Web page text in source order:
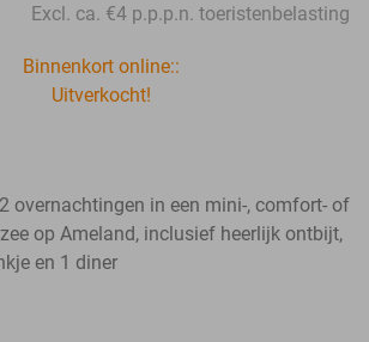
Excl. ca. €4 p.p.p.n. toeristenbelasting
Binnenkort online::
Uitverkocht!
overnachtingen in een mini-, comfort- of
op Ameland, inclusief heerlijk ontbijt,
en 1 diner